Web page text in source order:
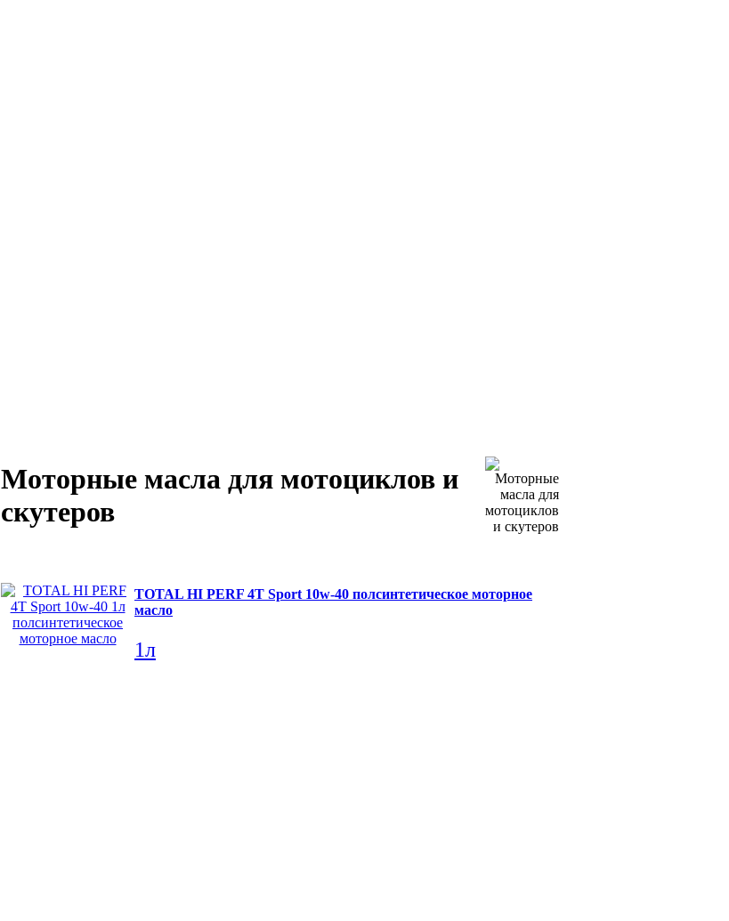
Моторные масла для мотоциклов и
скутеров
TOTAL HI PERF 4T Sport 10w-40 полсинтетическое моторное
масло
1л